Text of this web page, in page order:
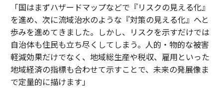
「国はまずハザードマップなどで『リスクの見える化』
を進め、次に流域治水のような『対策の見える化』へと
歩みを進めてきました。しかし、リスクを示すだけでは
自治体も住民も立ち尽くしてしまう。人的・物的な被害
軽減効果だけでなく、地域総生産や税収、雇用といった
地域経済の指標も合わせて示すことで、未来の発展像ま
で定量的に描けます」